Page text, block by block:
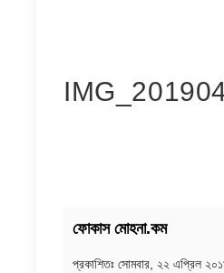
ফোকাস মোহনা.কম
প্রকাশিতঃ সোমবার, ২২ এপ্রিল